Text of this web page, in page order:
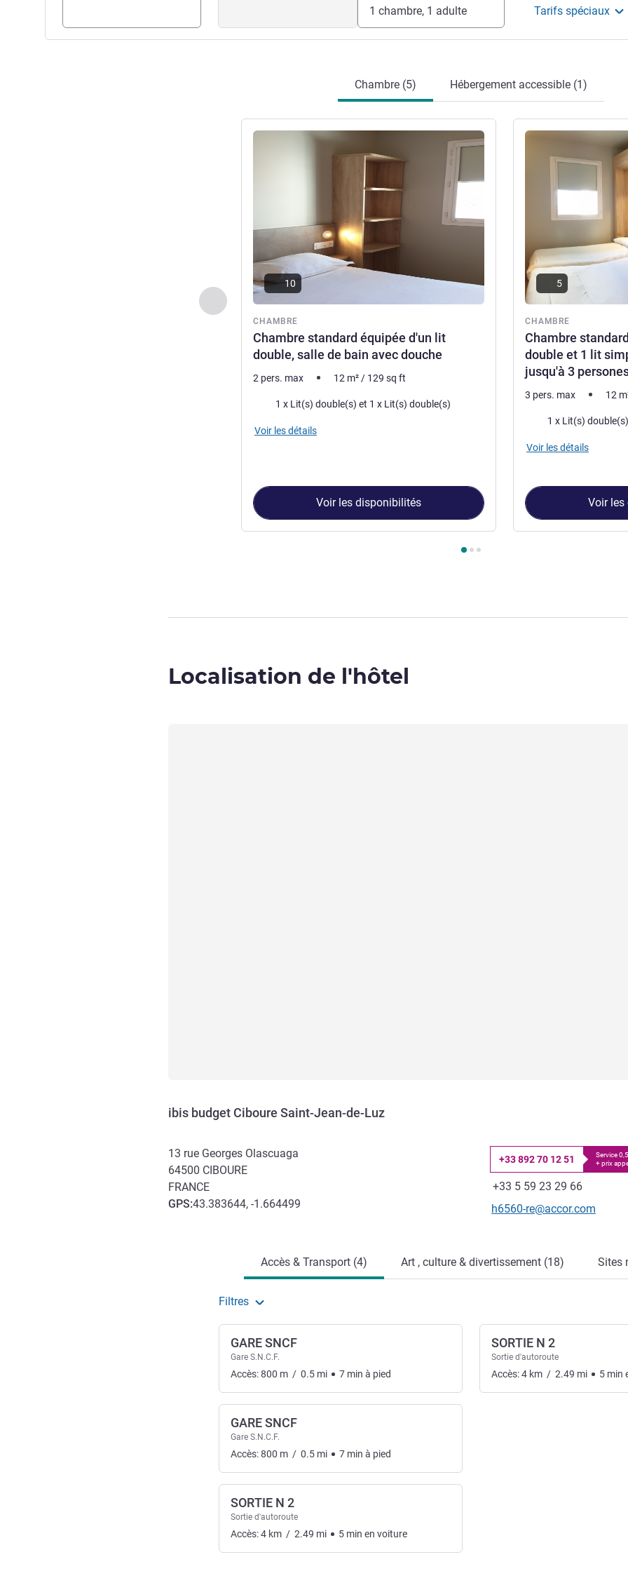
océan et montagne, profitez de son emplacement central pour rayonner
sur le Pays Basque.
1 chambre, 1 adulte Tarifs spéciaux
Chambre (5) Hébergement accessible (1)
Précédent - Chambre
CHAMBRE
Chambre standard équipée d'un lit
double, salle de bain avec douche
Voir les détails
10
2 pers. max 12 m² / 129 sq ft
Literie 1 x Lit(s) double(s) et 1 x Lit(s) double(s)
Voir les détails
Voir les disponibilités
CHAMBRE
Chambre
double et 1 lit
jusqu'à 3
Voir les détails
5
3 pers. max 12
Literie
Voir les détails
Voir
Localisation de l'hôtel
ibis budget Ciboure Saint-Jean-de-Luz
13 rue Georges Olascuaga
64500 CIBOURE
FRANCE
GPS:43.383644, -1.664499
Téléphone
+33 892 70 12 51
Service
+ prix
Fax
+33 5 59 23 29 66
Email de contact
h6560-re@accor.com
Accès & Transport (4) Art , culture & divertissement (18) Sites
Filtres
GARE SNCF
Gare S.N.C.F.
Accès:800 m / 0.5 mi 7 min à pied
GARE SNCF
Gare S.N.C.F.
Accès:800 m / 0.5 mi 7 min à pied
SORTIE N 2
Sortie d'autoroute
Accès:4 km / 2.49 mi 5 min en voiture
SORTIE N 2
Sortie d'autoroute
Accès:4 km / 2.49 mi 5 min